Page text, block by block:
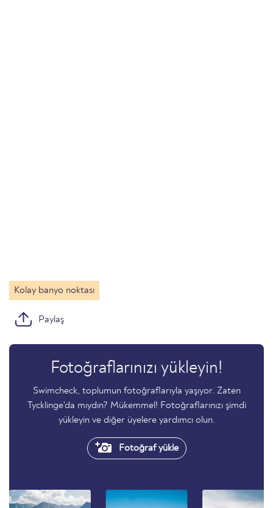
Kolay banyo noktası
Paylaş
Fotoğraflarınızı yükleyin!
Swimcheck, toplumun fotoğraflarıyla yaşıyor. Zaten
Tycklinge'da mıydın? Mükemmel! Fotoğraflarınızı şimdi
yükleyin ve diğer üyelere yardımcı olun.
Fotoğraf yükle